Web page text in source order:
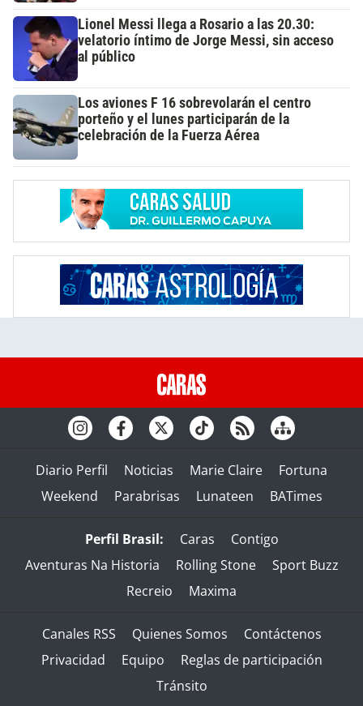
Lionel Messi llega a Rosario a las 20.30:
velatorio íntimo de Jorge Messi, sin acceso
al público
Los aviones F 16 sobrevolarán el centro
porteño y el lunes participarán de la
celebración de la Fuerza Aérea
Diario Perfil Noticias Marie Claire
Fortuna
Weekend
Parabrisas Lunateen BATimes
Perfil Brasil: Caras
Contigo
Aventuras Na Historia
Rolling Stone
Sport Buzz
Recreio
Maxima
Canales RSS Quienes Somos
Contáctenos
Privacidad
Equipo
Reglas de participación
Tránsito